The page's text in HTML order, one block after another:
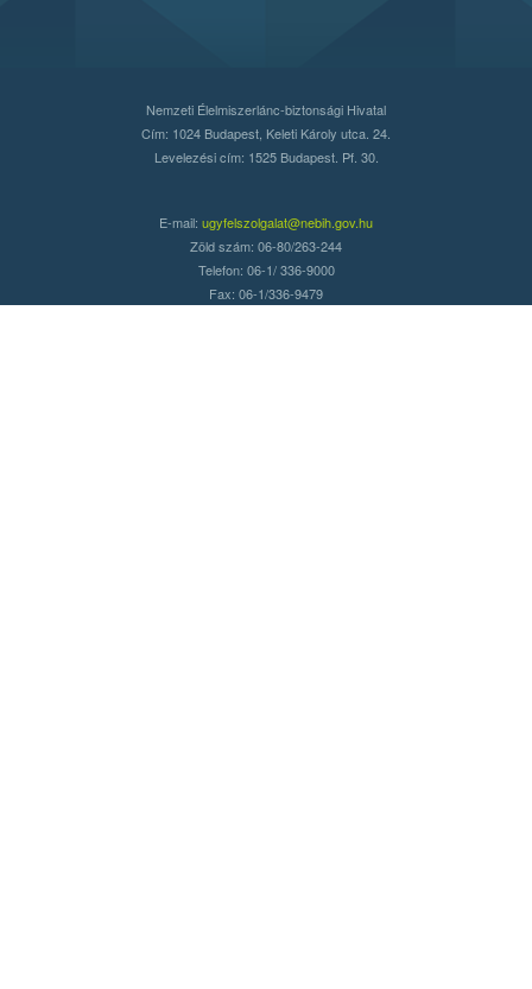
Nemzeti Élelmiszerlánc-biztonsági Hivatal
Cím: 1024 Budapest, Keleti Károly utca. 24.
Levelezési cím: 1525 Budapest. Pf. 30.
E-mail: ugyfelszolgalat@nebih.gov.hu
Zöld szám: 06-80/263-244
Telefon: 06-1/ 336-9000
Fax: 06-1/336-9479